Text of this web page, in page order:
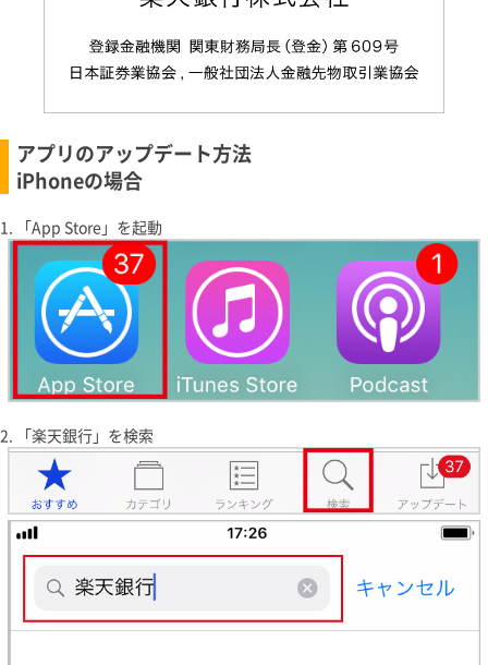
アプリのアップデート方法
iPhoneの場合
「App Store」を起動
「楽天銀行」を検索